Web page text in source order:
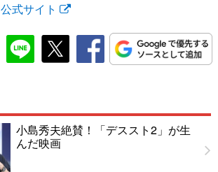
公式サイト
小島秀夫絶賛！「デススト2」が生
んだ映画